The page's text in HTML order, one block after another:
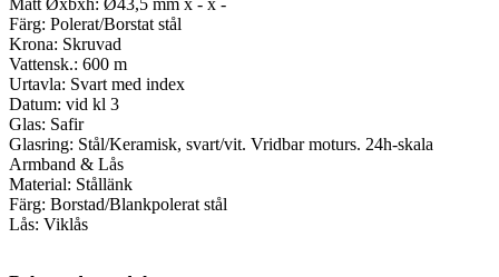
Färg: Polerat/Borstat stål
Krona: Skruvad
Vattensk.: 600 m
Urtavla: Svart med index
Datum: vid kl 3
Glas: Safir
Glasring: Stål/Keramisk, svart/vit. Vridbar moturs. 24h-skala
Armband & Lås
Material: Stållänk
Färg: Borstad/Blankpolerat stål
Lås: Viklås